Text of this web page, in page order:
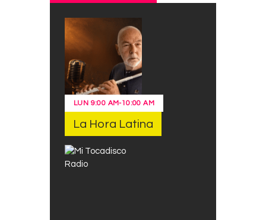
LUN 9:00 AM-10:00 AM
La Hora Latina